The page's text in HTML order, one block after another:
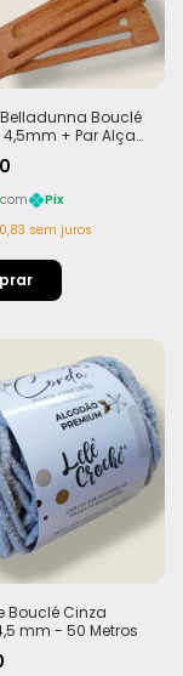
Bouclé
+ Par Alça
com
Pix
sem juros
Bouclé Cinza
mm - 50 Metros